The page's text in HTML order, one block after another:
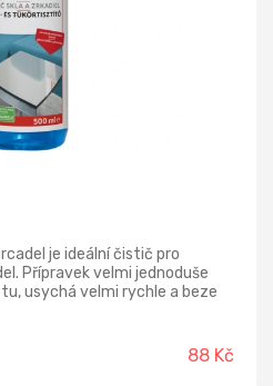
je ideální čistič pro
Přípravek velmi jednoduše
usychá velmi rychle a beze
88 Kč